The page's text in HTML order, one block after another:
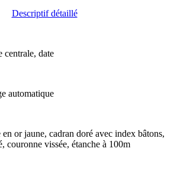
Descriptif détaillé
centrale, date
automatique
or jaune, cadran doré avec index bâtons,
couronne vissée, étanche à 100m